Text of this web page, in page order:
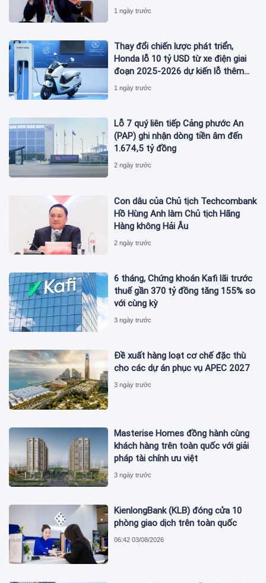
City
1 ngày trước
Thay đổi chiến lược phát triển,
Honda lỗ 10 tỷ USD từ xe điện giai
đoạn 2025-2026 dự kiến lỗ thêm
3,3 tỷ USD giai đoạn 2026-2027
1 ngày trước
Lỗ 7 quý liên tiếp Cảng phước An
(PAP) ghi nhận dòng tiền âm đến
1.674,5 tỷ đồng
2 ngày trước
Con dâu của Chủ tịch Techcombank
Hồ Hùng Anh làm Chủ tịch Hãng
Hàng không Hải Âu
2 ngày trước
6 tháng, Chứng khoán Kafi lãi trước
thuế gần 370 tỷ đồng tăng 155% so
với cùng kỳ
3 ngày trước
Đề xuất hàng loạt cơ chế đặc thù
cho các dự án phục vụ APEC 2027
3 ngày trước
Masterise Homes đồng hành cùng
khách hàng trên toàn quốc với giải
pháp tài chính ưu việt
3 ngày trước
KienlongBank (KLB) đóng cửa 10
phòng giao dịch trên toàn quốc
06:42 03/08/2026